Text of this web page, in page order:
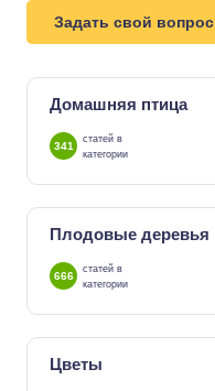
Задать свой вопрос
Домашняя птица
341
статей в
категории
Плодовые деревья
666
статей в
категории
Цветы